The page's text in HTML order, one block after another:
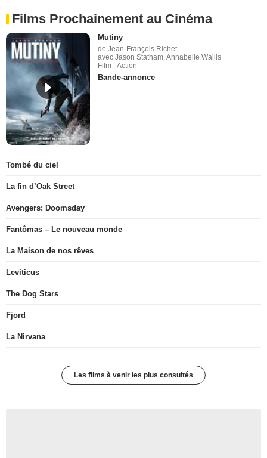
Films Prochainement au Cinéma
Mutiny
de Jean-François Richet
avec Jason Statham, Annabelle Wallis
Film - Action
Bande-annonce
Tombé du ciel
La fin d’Oak Street
Avengers: Doomsday
Fantômas – Le nouveau monde
La Maison de nos rêves
Leviticus
The Dog Stars
Fjord
La Nirvana
Les films à venir les plus consultés